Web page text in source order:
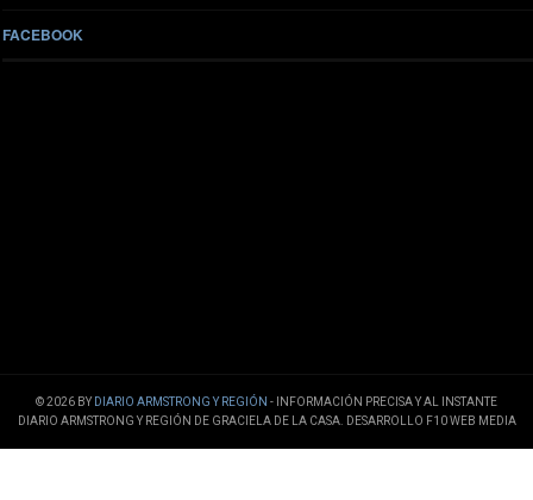
FACEBOOK
© 2026 BY DIARIO ARMSTRONG Y REGIÓN - INFORMACIÓN PRECISA Y AL INSTANTE
DIARIO ARMSTRONG Y REGIÓN DE GRACIELA DE LA CASA. DESARROLLO F10 WEB MEDIA